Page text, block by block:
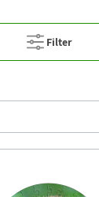
Filter